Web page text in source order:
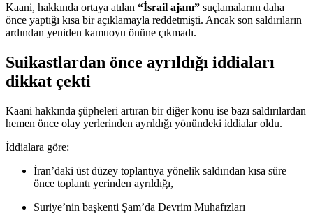
Kaani, hakkında ortaya atılan “İsrail ajanı” suçlamalarını daha
önce yaptığı kısa bir açıklamayla reddetmişti. Ancak son saldırıların
ardından yeniden kamuoyu önüne çıkmadı.
Suikastlardan önce ayrıldığı iddiaları
dikkat çekti
Kaani hakkında şüpheleri artıran bir diğer konu ise bazı saldırılardan
hemen önce olay yerlerinden ayrıldığı yönündeki iddialar oldu.
İddialara göre:
İran’daki üst düzey toplantıya yönelik saldırıdan kısa süre
önce toplantı yerinden ayrıldığı,
Suriye’nin başkenti Şam’da Devrim Muhafızları